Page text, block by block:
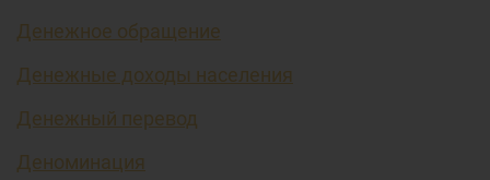
Денежное обращение
Денежные доходы населения
Денежный перевод
Деноминация